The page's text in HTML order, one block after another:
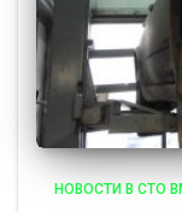
НОВОСТИ В СТО